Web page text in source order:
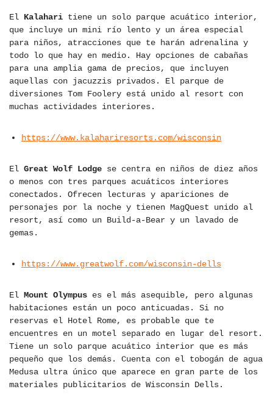
El Kalahari tiene un solo parque acuático interior,
que incluye un mini río lento y un área especial
para niños, atracciones que te harán adrenalina y
todo lo que hay en medio. Hay opciones de cabañas
para una amplia gama de precios, que incluyen
aquellas con jacuzzis privados. El parque de
diversiones Tom Foolery está unido al resort con
muchas actividades interiores.
https://www.kalahariresorts.com/wisconsin
El Great Wolf Lodge se centra en niños de diez años
o menos con tres parques acuáticos interiores
conectados. Ofrecen lecturas y apariciones de
personajes por la noche y tienen MagQuest unido al
resort, así como un Build-a-Bear y un lavado de
gemas.
https://www.greatwolf.com/wisconsin-dells
El Mount Olympus es el más asequible, pero algunas
habitaciones están un poco anticuadas. Si no
reservas el Hotel Rome, es probable que te
encuentres en un motel separado en lugar del resort.
Tiene un solo parque acuático interior que es más
pequeño que los demás. Cuenta con el tobogán de agua
Medusa ultra único que aparece en gran parte de los
materiales publicitarios de Wisconsin Dells.